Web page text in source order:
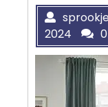
2024